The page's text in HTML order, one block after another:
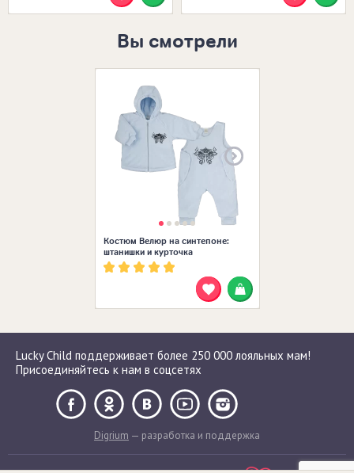
Вы смотрели
Костюм Велюр на синтепоне:
штанишки и курточка
Lucky Child поддерживает более 250 000 лояльных мам!
Присоединяйтесь к нам в соцсетях
Digrium — разработка и поддержка